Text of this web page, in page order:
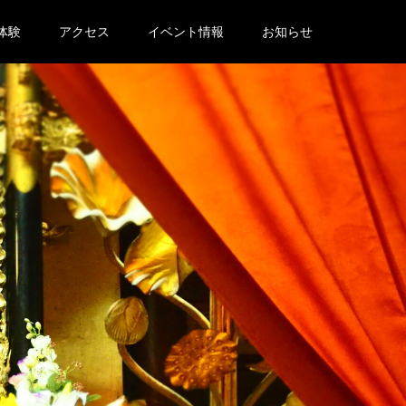
験 アクセス イベント情報 お知らせ